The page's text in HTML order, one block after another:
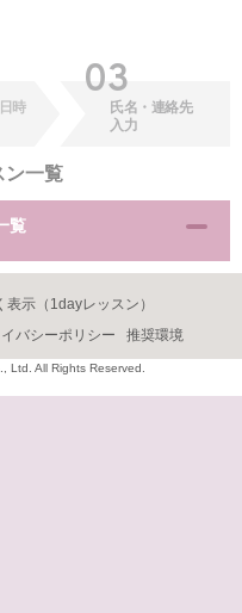
時
03
氏名・連絡先
入力
ン一覧
覧
示（1dayレッスン）
バシーポリシー 推奨環境
Ltd. All Rights Reserved.